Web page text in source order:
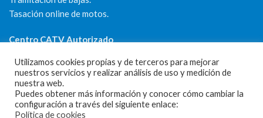
Tasación online de motos.
Centro CATV Autorizado
Utilizamos cookies propias y de terceros para mejorar
nuestros servicios y realizar análisis de uso y medición de
nuestra web.
Puedes obtener más información y conocer cómo cambiar la
configuración a través del siguiente enlace:
Política de cookies